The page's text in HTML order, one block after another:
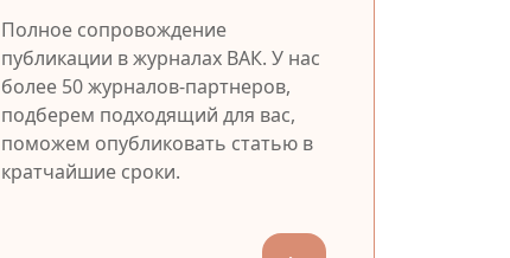
Полное сопровождение
публикации в журналах ВАК. У нас
более 50 журналов-партнеров,
подберем подходящий для вас,
поможем опубликовать статью в
кратчайшие сроки.